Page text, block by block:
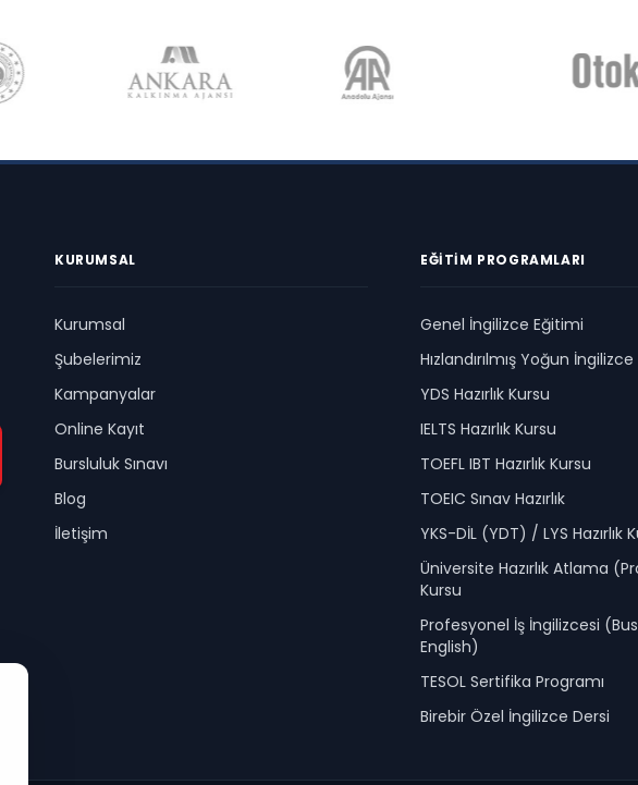
KURUMSAL
Kurumsal
Şubelerimiz
Kampanyalar
Online Kayıt
Bursluluk Sınavı
Blog
İletişim
EĞITIM PROGRAMLARI
Genel İngilizce Eğitimi
Hızlandırılmış Yoğun
YDS Hazırlık Kursu
IELTS Hazırlık Kursu
TOEFL IBT Hazırlık Kursu
TOEIC Sınav Hazırlık
YKS-DİL (YDT) / LYS Hazırlık
Üniversite Hazırlık Atlama
Kursu
Profesyonel İş İngilizcesi
English)
TESOL Sertifika Programı
Birebir Özel İngilizce Dersi